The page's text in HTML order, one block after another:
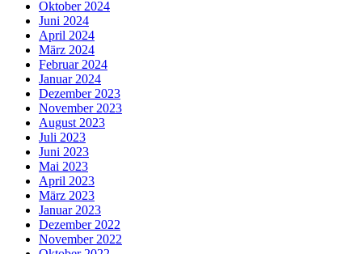
Oktober 2024
Juni 2024
April 2024
März 2024
Februar 2024
Januar 2024
Dezember 2023
November 2023
August 2023
Juli 2023
Juni 2023
Mai 2023
April 2023
März 2023
Januar 2023
Dezember 2022
November 2022